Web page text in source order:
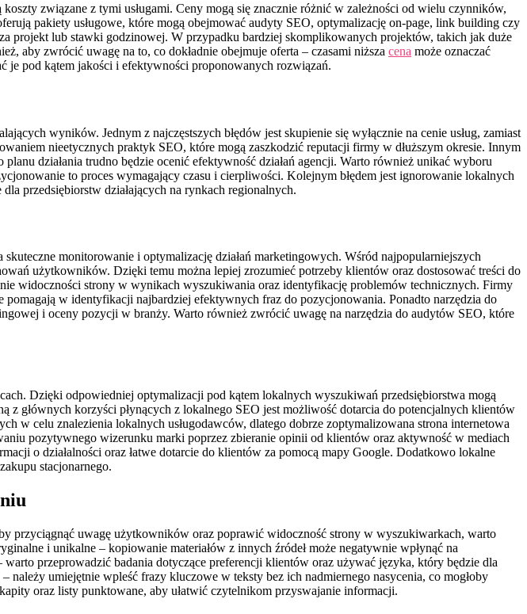
związane z tymi usługami. Ceny mogą się znacznie różnić w zależności od wielu czynników,
pakiety usługowe, które mogą obejmować audyty SEO, optymalizację on-page, link building czy
projekt lub stawki godzinowej. W przypadku bardziej skomplikowanych projektów, takich jak duże
aby zwrócić uwagę na to, co dokładnie obejmuje oferta – czasami niższa cena może oznaczać
je pod kątem jakości i efektywności proponowanych rozwiązań.
wyników. Jednym z najczęstszych błędów jest skupienie się wyłącznie na cenie usług, zamiast
nieetycznych praktyk SEO, które mogą zaszkodzić reputacji firmy w dłuższym okresie. Innym
działania trudno będzie ocenić efektywność działań agencji. Warto również unikać wyboru
to proces wymagający czasu i cierpliwości. Kolejnym błędem jest ignorowanie lokalnych
przedsiębiorstw działających na rynkach regionalnych.
monitorowanie i optymalizację działań marketingowych. Wśród najpopularniejszych
użytkowników. Dzięki temu można lepiej zrozumieć potrzeby klientów oraz dostosować treści do
widoczności strony w wynikach wyszukiwania oraz identyfikację problemów technicznych. Firmy
w identyfikacji najbardziej efektywnych fraz do pozycjonowania. Ponadto narzędzia do
i oceny pozycji w branży. Warto również zwrócić uwagę na narzędzia do audytów SEO, które
Dzięki odpowiedniej optymalizacji pod kątem lokalnych wyszukiwań przedsiębiorstwa mogą
głównych korzyści płynących z lokalnego SEO jest możliwość dotarcia do potencjalnych klientów
w celu znalezienia lokalnych usługodawców, dlatego dobrze zoptymalizowana strona internetowa
pozytywnego wizerunku marki poprzez zbieranie opinii od klientów oraz aktywność w mediach
o działalności oraz łatwe dotarcie do klientów za pomocą mapy Google. Dodatkowo lokalne
stacjonarnego.
przyciągnąć uwagę użytkowników oraz poprawić widoczność strony w wyszukiwarkach, warto
i unikalne – kopiowanie materiałów z innych źródeł może negatywnie wpłynąć na
przeprowadzić badania dotyczące preferencji klientów oraz używać języka, który będzie dla
umiejętnie wpleść frazy kluczowe w teksty bez ich nadmiernego nasycenia, co mogłoby
oraz listy punktowane, aby ułatwić czytelnikom przyswajanie informacji.